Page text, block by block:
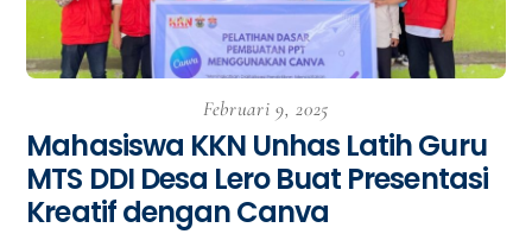
Februari 9, 2025
Mahasiswa KKN Unhas Latih Guru
MTS DDI Desa Lero Buat Presentasi
Kreatif dengan Canva